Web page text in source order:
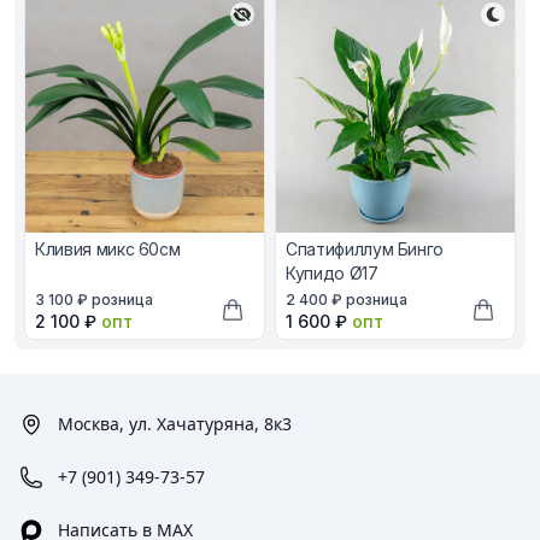
Кливия микс 60см
В наличии, цена в рублях
3 100 ₽ розница
Оптовая цена в рублях
2 100 ₽ опт
Добавить в корзину
Спатифиллум Бинго
Купидо Ø17
В наличии, цена в рублях
2 400 ₽ розница
Оптовая цена в рублях
1 600 ₽ опт
Москва, ул. Хачатуряна, 8к3
+7 (901) 349-73-57
Написать в MAX